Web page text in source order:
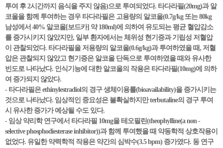
투여 후 2시간까지 음식을 주지 않음)으로 투여되었다. 타다라필(20mg)과 알
코올을 함께 투여하는 경우 타다라필은 고용량의 알코올(0.7g/kg 또는 80kg
남성에서 40% 알코올[보드카] 약 180ml)에 의하여 유도되는 평균 혈압감소
를 증가시키지 않았지만, 일부 환자에서는 체위성 현기증과 기립성 저혈압
이 관찰되었다. 타다라필을 저용량의 알코올(0.6g/kg)과 투여하였을 때, 저혈
압은 관찰되지 않았고 현기증은 알코올 단독으로 투여하였을 때와 유사한
빈도로 나타났다. 인식기능에 대한 알코올의 작용은 타다라필(10mg)에 의하
여 증가되지 않았다.
- 타다라필은 ethinylestradiol의 경구 생체이용률(bioavailability)을 증가시키는
것으로 나타났다. 임상적인 중요성은 불확실하지만 terbutaline의 경구 투여
시 유사한 증가가 예상될 수도 있다.
- 임상 약리학 연구에서 타다라필 10mg을 테오필린(theophylline(a non -
selective phosphodiesterase inhibitor))과 함께 투여했을 때 약동학적 상호작용이
없었다. 유일한 약력학적 작용은 약간의 심박수(3.5 bpm) 증가였다. 동 연구